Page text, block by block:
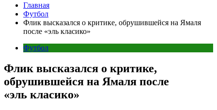
Главная
Футбол
Флик высказался о критике, обрушившейся на Ямаля
после «эль класико»
Футбол
Флик высказался о критике,
обрушившейся на Ямаля после
«эль класико»